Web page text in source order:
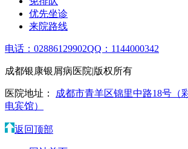
优先坐诊
来院路线
电话：02886129902QQ：1144000342
成都银康银屑病医院|版权所有
医院地址： 成都市青羊区锦里中路18号（
电宾馆）
返回顶部